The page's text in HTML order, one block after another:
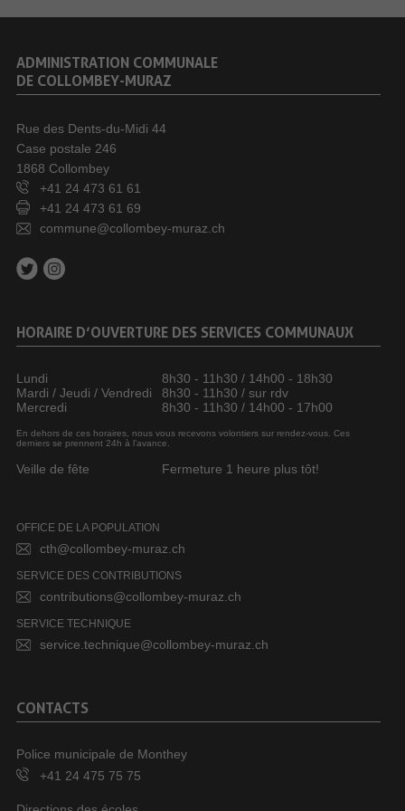
ADMINISTRATION COMMUNALE
DE COLLOMBEY-MURAZ
Rue des Dents-du-Midi 44
Case postale 246
1868 Collombey
+41 24 473 61 61
+41 24 473 61 69
commune@collombey-muraz.ch
HORAIRE D’OUVERTURE DES SERVICES COMMUNAUX
Lundi
8h30 - 11h30 / 14h00 - 18h30
Mardi / Jeudi / Vendredi
8h30 - 11h30 / sur rdv
Mercredi
8h30 - 11h30 / 14h00 - 17h00
En dehors de ces horaires, nous vous recevons volontiers sur rendez-vous. Ces
derniers se prennent 24h à l’avance.
Veille de fête Fermeture 1 heure plus tôt!
OFFICE DE LA POPULATION
cth@collombey-muraz.ch
SERVICE DES CONTRIBUTIONS
contributions@collombey-muraz.ch
SERVICE TECHNIQUE
service.technique@collombey-muraz.ch
CONTACTS
Police municipale de Monthey
+41 24 475 75 75